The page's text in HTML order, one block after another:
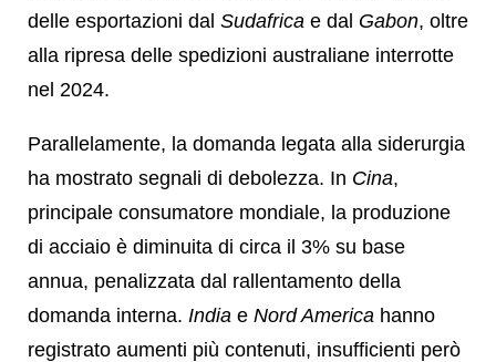
delle esportazioni dal Sudafrica e dal Gabon, oltre
alla ripresa delle spedizioni australiane interrotte
nel 2024.
Parallelamente, la domanda legata alla siderurgia
ha mostrato segnali di debolezza. In Cina,
principale consumatore mondiale, la produzione
di acciaio è diminuita di circa il 3% su base
annua, penalizzata dal rallentamento della
domanda interna. India e Nord America hanno
registrato aumenti più contenuti, insufficienti però